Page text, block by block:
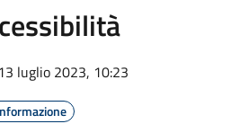
luglio 2023, 10:23